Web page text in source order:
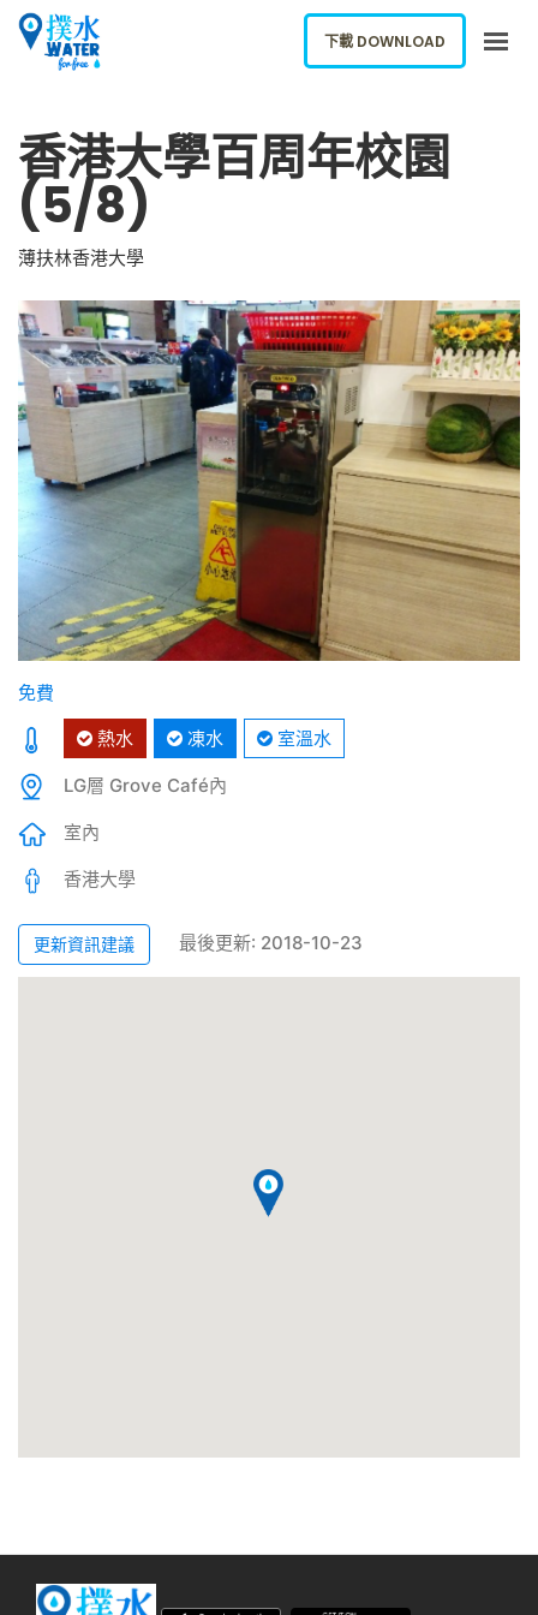
關於我們
下載應用
ENGLISH
下載 DOWNLOAD
香港大學百周年校園
(5/8)
薄扶林香港大學
免費
熱水
凍水 室溫水
LG層 Grove Café內
室內
香港大學
更新資訊建議 最後更新: 2018-10-23
下載 DOWNLOAD